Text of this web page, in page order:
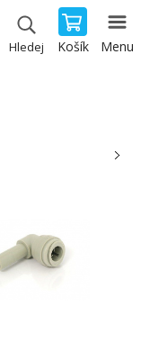
Hledej Košík Menu